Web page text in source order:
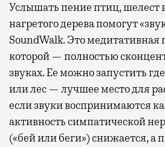
Услышать пение птиц, шелест
нагретого дерева помогут
SoundWalk. Это медитативная
которой — полностью
звуках. Ее можно запустить
или лес — лучшее место для
если звуки воспринимаются
активность симпатической
(«бей или беги») снижается, а